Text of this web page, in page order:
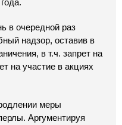
в очередной раз
надзор, оставив в
в т.ч. запрет на
на участие в акциях
меры
Аргументируя